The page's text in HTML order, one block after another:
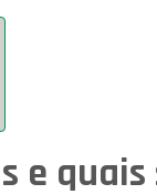
e quais